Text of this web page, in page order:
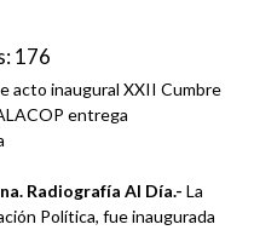
176
acto inaugural XXII Cumbre
entrega
Radiografía Al Día.- La
Política, fue inaugurada